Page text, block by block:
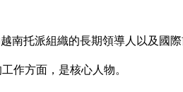
南托派組織的長期領導人以及國際
作方面，是核心人物。